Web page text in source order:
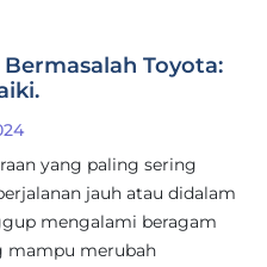
Toyota:
yang paling sering
jauh atau didalam
mengalami beragam
mampu merubah